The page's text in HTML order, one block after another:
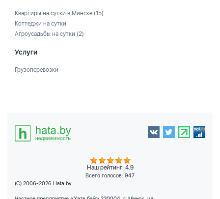
Квартиры на сутки в Минске (15)
Коттеджи на сутки
Агроусадьбы на сутки (2)
Услуги
Грузоперевозки
Наш рейтинг: 4.9
Всего голосов: 947
(C) 2006-2026 Hata.by